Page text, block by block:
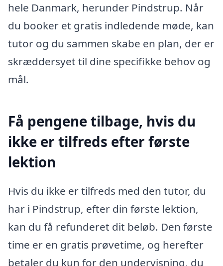
hele Danmark, herunder Pindstrup. Når
du booker et gratis indledende møde, kan
tutor og du sammen skabe en plan, der er
skræddersyet til dine specifikke behov og
mål.
Få pengene tilbage, hvis du
ikke er tilfreds efter første
lektion
Hvis du ikke er tilfreds med den tutor, du
har i Pindstrup, efter din første lektion,
kan du få refunderet dit beløb. Den første
time er en gratis prøvetime, og herefter
betaler du kun for den undervisning, du